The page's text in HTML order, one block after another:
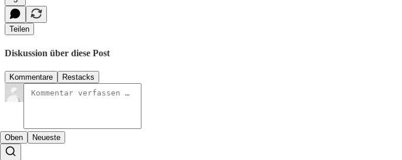
Teilen
Diskussion über diese Post
Kommentare Restacks
Oben Neueste